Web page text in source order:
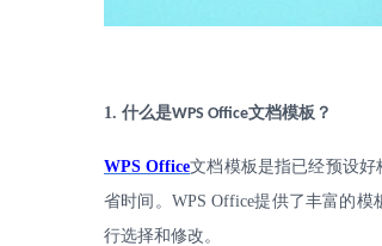
1. 什么是WPS Office文档模板？
WPS Office文档模板是指已经预设
省时间。 WPS Office提供了丰富的模
行选择和修改。